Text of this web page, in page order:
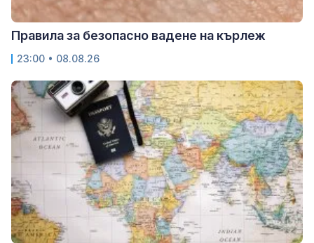
Правила за безопасно вадене на кърлеж
23:00 • 08.08.26